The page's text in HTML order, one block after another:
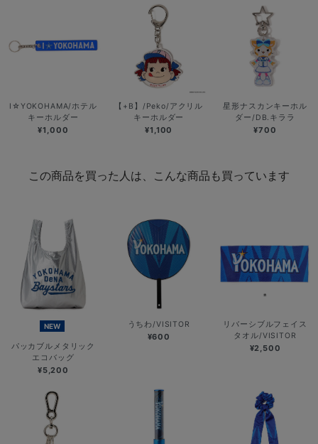
I☆YOKOHAMA/ホテル
キーホルダー
¥1,000
【+B】/Peko/アクリル
キーホルダー
¥1,100
星形ナスカンキーホル
ダー/DB.キララ
¥700
この商品を買った人は、こんな商品も買っています
NEW
パッカブルメタリック
エコバッグ
¥5,200
うちわ/VISITOR
¥600
リバーシブルフェイス
タオル/VISITOR
¥2,500